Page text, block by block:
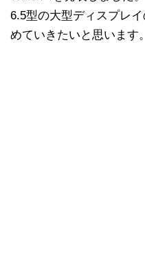
6.5型の大型ディスプレ
めていきたいと思います。